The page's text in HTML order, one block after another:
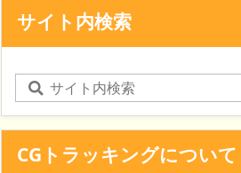
サイト内検索
CGトラッキングについて